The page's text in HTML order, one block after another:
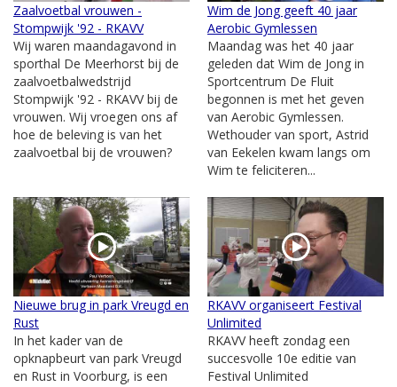
Zaalvoetbal vrouwen -
Stompwijk '92 - RKAVV
Wij waren maandagavond in
sporthal De Meerhorst bij de
zaalvoetbalwedstrijd
Stompwijk '92 - RKAVV bij de
vrouwen. Wij vroegen ons af
hoe de beleving is van het
zaalvoetbal bij de vrouwen?
Wim de Jong geeft 40 jaar
Aerobic Gymlessen
Maandag was het 40 jaar
geleden dat Wim de Jong in
Sportcentrum De Fluit
begonnen is met het geven
van Aerobic Gymlessen.
Wethouder van sport, Astrid
van Eekelen kwam langs om
Wim te feliciteren...
Nieuwe brug in park Vreugd en
Rust
In het kader van de
opknapbeurt van park Vreugd
en Rust in Voorburg, is een
RKAVV organiseert Festival
Unlimited
RKAVV heeft zondag een
succesvolle 10e editie van
Festival Unlimited